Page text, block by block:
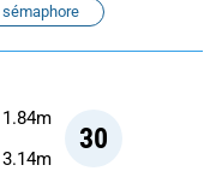
30
1.84m
3.14m